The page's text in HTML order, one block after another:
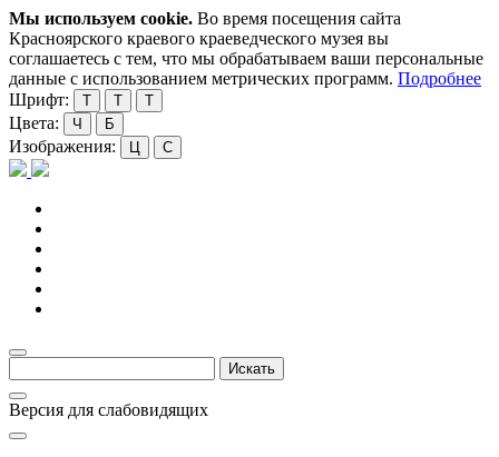
Мы используем cookie. Во время посещения сайта
Красноярского краевого краеведческого музея вы
соглашаетесь с тем, что мы обрабатываем ваши персональные
данные с использованием метрических программ. Подробнее
Шрифт:
Т Т Т
Цвета: Ч Б
Изображения: Ц С
Версия для слабовидящих